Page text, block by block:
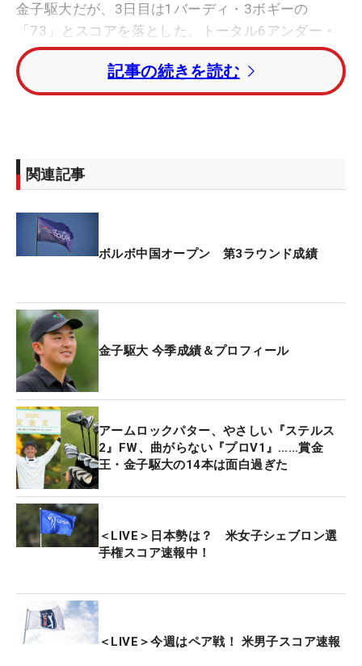
金子駆大だが、3日目は1バーディ・3ボギーの
「73」とスコアを落とした。トータル6アンダー・
22位タイに後退し、最終日に入る。
55位タイとカットライン上で予選を通過した桂川有
也は「72」と1つ落とし、トータル2アンダーで37
位から47位と順位を落とした。
アドリアン・オタエギ（UAE）が「62」をたたき出
し、トータル16アンダーの単独首位に浮上。1打差
ス（南アフリカ）はトータル12アンダー・3位から
の逆転を目指す。
記事の続きを読む
関連記事
ボルボ中国オープン 第3ラウンド成績
金子駆大 今季成績＆プロフィール
アームロックパター、やさしい『ステルス
2』FW、曲がらない『プロV1』……賞金
王・金子駆大の14本は面白過ぎた
＜LIVE＞日本勢は？ 米女子シェブロン選
手権スコア速報中！
＜LIVE＞今週はペア戦！ 米男子スコア速報